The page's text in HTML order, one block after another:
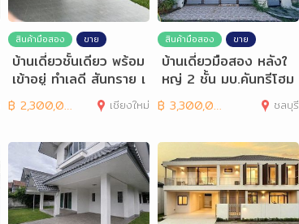
สินค้ามือสอง ขาย
บ้านเดี่ยวชั้นเดียว พร้อม
เข้าอยู่ ทำเลดี สันทราย เ
ชียงใหม่
฿ 2,300,000 เชียงใหม่
สินค้ามือสอง ขาย
บ้านเดี่ยวมือสอง หลังใ
หญ่ 2 ชั้น มบ.คันทรีโฮม
เลค
฿ 3,300,000 ชลบุรี